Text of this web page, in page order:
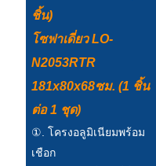
ชิ้น)
โซฟาเดี่ยว LO-
N2053RTR
181x80x68ซม. (1 ชิ้น
ต่อ 1 ชุด)
①. โครงอลูมิเนียมพร้อม
เชือก